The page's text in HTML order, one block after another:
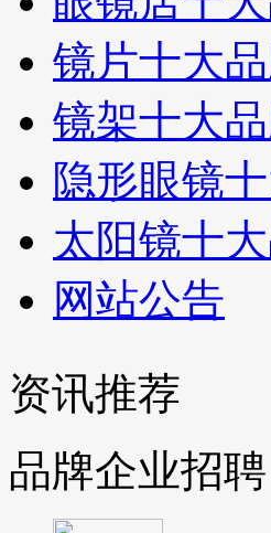
镜片十大
镜架十大
隐形眼镜
太阳镜十
网站公告
资讯推荐
品牌企业招聘